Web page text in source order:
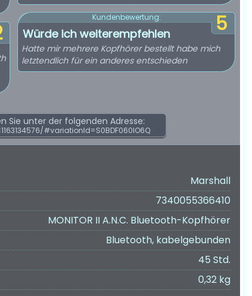
5
Kundenbewertung:
Würde ich weiterempfehlen
Hatte mir mehrere Kopfhörer bestellt habe mich
letztendlich für ein anderes entschieden
Sie unter der folgenden Adresse:
#variationId=S0BDF060IO6Q
Marshall
7340055366410
MONITOR II A.N.C. Bluetooth-Kopfhörer
Bluetooth, kabelgebunden
45 Std.
0,32 kg